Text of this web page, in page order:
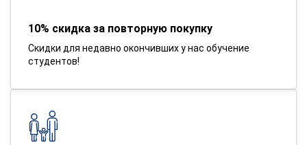
10% скидка за повторную покупку
Скидки для недавно окончивших у нас обучение
студентов!